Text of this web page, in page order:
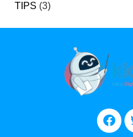
TIPS (3)